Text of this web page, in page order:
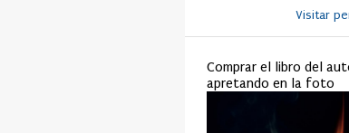
Visitar
Comprar el libro del
apretando en la foto